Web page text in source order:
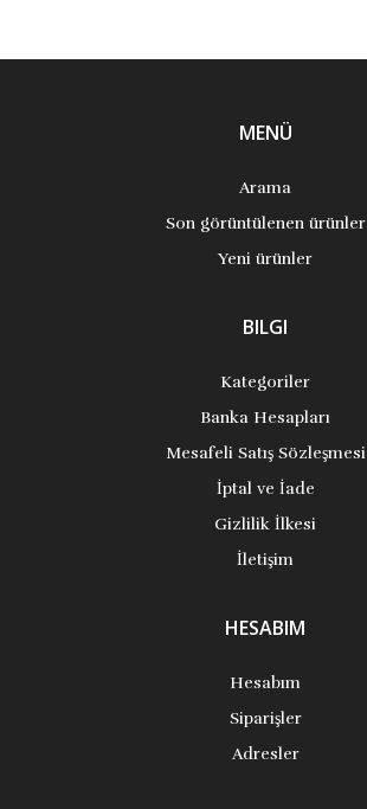
MENÜ
Arama
Son görüntülenen ürünler
Yeni ürünler
BILGI
Kategoriler
Banka Hesapları
Mesafeli Satış Sözleşmesi
İptal ve İade
Gizlilik İlkesi
İletişim
HESABIM
Hesabım
Siparişler
Adresler